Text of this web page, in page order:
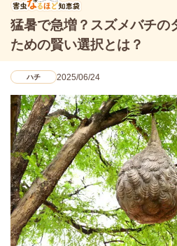
猛暑で急増？スズメバチの
ための賢い選択とは？
ハチ 2025/06/24